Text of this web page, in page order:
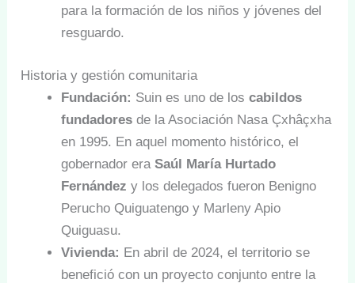
para la formación de los niños y jóvenes del
resguardo.
Historia y gestión comunitaria
Fundación: Suin es uno de loscabildos
fundadores de la Asociación Nasa Çxhâçxha
en 1995. En aquel momento histórico, el
gobernador eraSaúl María Hurtado
Fernández y los delegados fueron Benigno
Perucho Quiguatengo y Marleny Apio
Quiguasu.
Vivienda: En abril de 2024, el territorio se
benefició con un proyecto conjunto entre la